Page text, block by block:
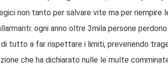
non tanto per salvare vite ma per riempire
ogni anno oltre 3mila persone
tutto a far rispettare i limiti, prevenendo
che ha dichiarato nulle le multe